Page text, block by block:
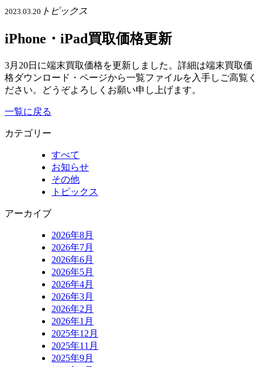
2023.03.20 トピックス
iPhone・iPad買取価格更新
3月20日に端末買取価格を更新しました。詳細は端末買取価
格ダウンロード・ページから一覧ファイルを入手しご高覧く
ださい。どうぞよろしくお願い申し上げます。
一覧に戻る
カテゴリー
すべて
お知らせ
その他
トピックス
アーカイブ
2026年8月
2026年7月
2026年6月
2026年5月
2026年4月
2026年3月
2026年2月
2026年1月
2025年12月
2025年11月
2025年9月